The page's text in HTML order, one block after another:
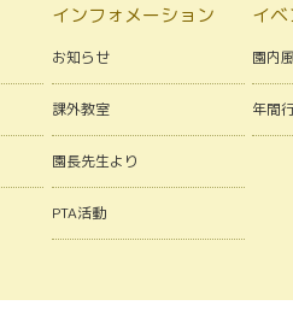
インフォメーション
お知らせ
課外教室
園長先生より
PTA活動
イベ
園内
年間